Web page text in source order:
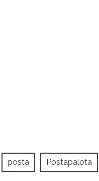
posta Postapalota